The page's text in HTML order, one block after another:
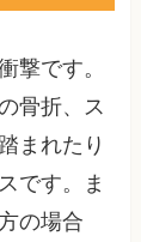
撃です。
骨折、ス
まれたり
です。ま
の場合